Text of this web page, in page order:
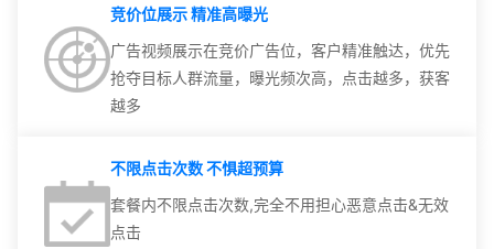
竞价位展示 精准高曝光
广告视频展示在竞价广告位，客户精准触达，优先
抢夺目标人群流量，曝光频次高，点击越多，获客
越多
不限点击次数 不惧超预算
套餐内不限点击次数,完全不用担心恶意点击&无效
点击